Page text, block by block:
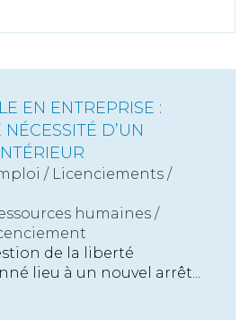
EN ENTREPRISE :
NÉCESSITÉ D’UN
/ Licenciements /
humaines /
de la liberté
lieu à un nouvel arrêt...